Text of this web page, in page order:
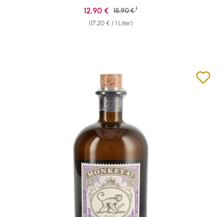
(17,20 € / 1 Liter)
Verkaufspreis:
12,90 € Regulärer Preis:
15,90 € 1